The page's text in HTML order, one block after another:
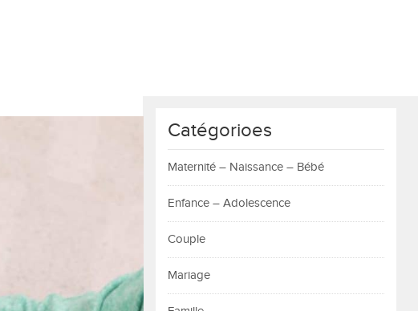
Catégorioes
Maternité – Naissance – Bébé
Enfance – Adolescence
Couple
Mariage